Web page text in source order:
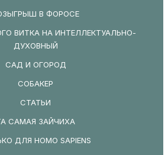
В ФОРОСЕ
ВИТКА НА ИНТЕЛЛЕКТУАЛЬНО-
ДУХОВНЫЙ
САД И ОГОРОД
СОБАКЕР
СТАТЬИ
САМАЯ ЗАЙЧИХА
ДЛЯ HOMO SAPIENS